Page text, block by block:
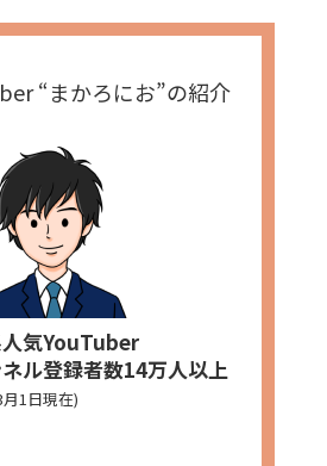
“まかろにお”の紹介
気YouTuber
ル登録者数14万人以上
1日現在)